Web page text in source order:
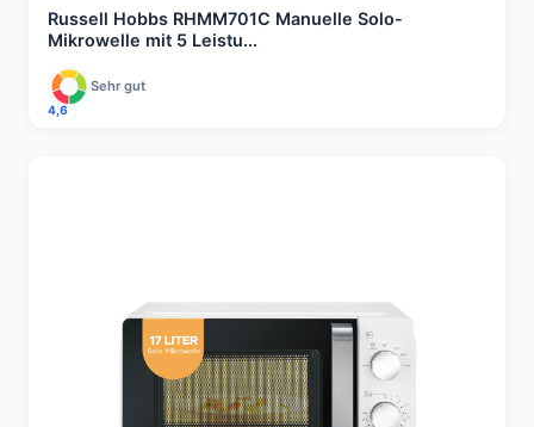
Russell Hobbs RHMM701C Manuelle Solo-
Mikrowelle mit 5 Leistu...
4,6
Sehr gut